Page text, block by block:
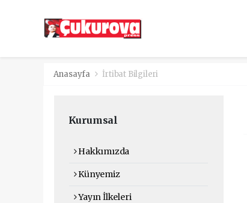
Anasayfa İrtibat Bilgileri
Kurumsal
Hakkımızda
Künyemiz
Yayın İlkeleri